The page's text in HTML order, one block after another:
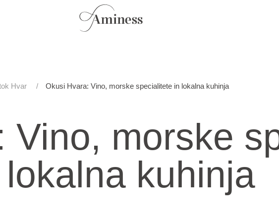
Hvar Okusi Hvara: Vino, morske specialitete in lokalna kuhinja
Vino, morske
lokalna kuhinja